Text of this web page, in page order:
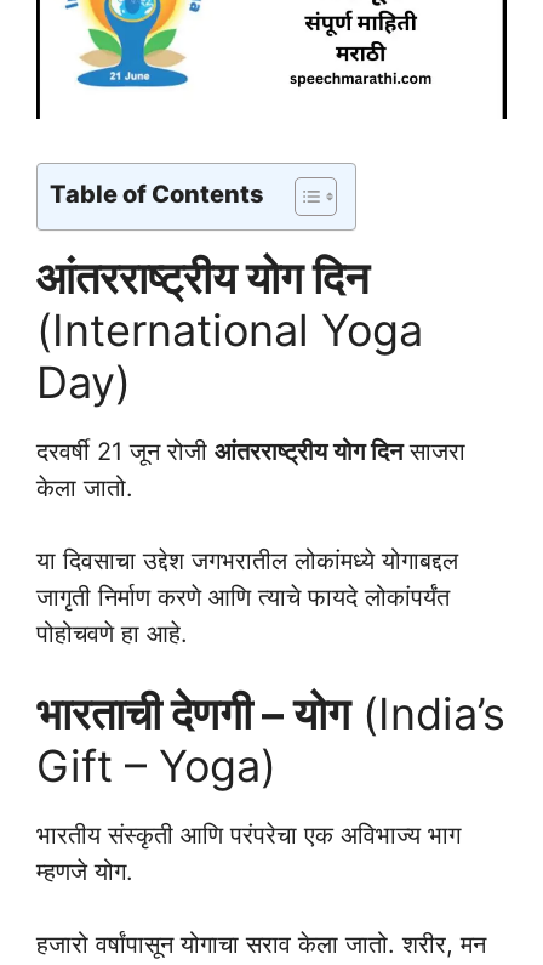
Table of Contents
आंतरराष्ट्रीय योग दिन
(International Yoga
Day)
दरवर्षी 21 जून रोजी आंतरराष्ट्रीय योग दिनसाजरा
केला जातो.
या दिवसाचा उद्देश जगभरातील लोकांमध्ये योगाबद्दल
जागृती निर्माण करणे आणि त्याचे फायदे लोकांपर्यंत
पोहोचवणे हा आहे.
भारताची देणगी – योग(India’s
Gift – Yoga)
भारतीय संस्कृती आणि परंपरेचा एक अविभाज्य भाग
म्हणजे योग.
हजारो वर्षांपासून योगाचा सराव केला जातो. शरीर, मन